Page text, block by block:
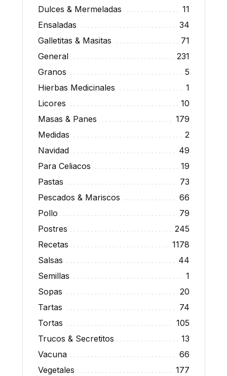
Dulces & Mermeladas
11
Ensaladas
34
Galletitas & Masitas
71
General
231
Granos
5
Hierbas Medicinales
1
Licores
10
Masas & Panes
179
Medidas
2
Navidad
49
Para Celiacos
19
Pastas
73
Pescados & Mariscos
66
Pollo
79
Postres
245
Recetas
1178
Salsas
44
Semillas
1
Sopas
20
Tartas
74
Tortas
105
Trucos & Secretitos
13
Vacuna
66
Vegetales
177